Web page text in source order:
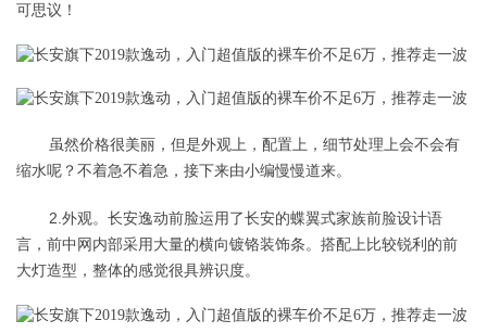
可思议！
虽然价格很美丽，但是外观上，配置上，细节处理上会不会有
缩水呢？不着急不着急，接下来由小编慢慢道来。
2.外观。长安逸动前脸运用了长安的蝶翼式家族前脸设计语
言，前中网内部采用大量的横向镀铬装饰条。搭配上比较锐利的前
大灯造型，整体的感觉很具辨识度。